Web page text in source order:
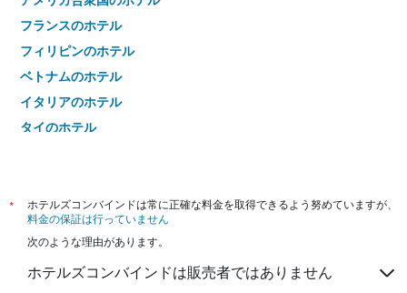
フランスのホテル
フィリピンのホテル
ベトナムのホテル
イタリアのホテル
タイのホテル
*
ホテルズコンバインドは常に正確な料金を取得できるよう努めていますが、
料金の保証は行っていません
次のような理由があります。
ホテルズコンバインドは販売者ではありません